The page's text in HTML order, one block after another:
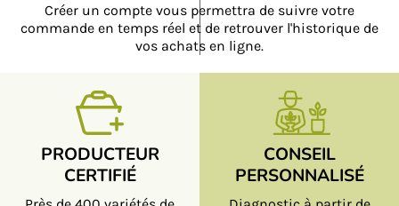
Créer un compte vous permettra de suivre votre
commande en temps réel et de retrouver l'historique de
vos achats en ligne.
PRODUCTEUR
CERTIFIÉ
CONSEIL
PERSONNALISÉ